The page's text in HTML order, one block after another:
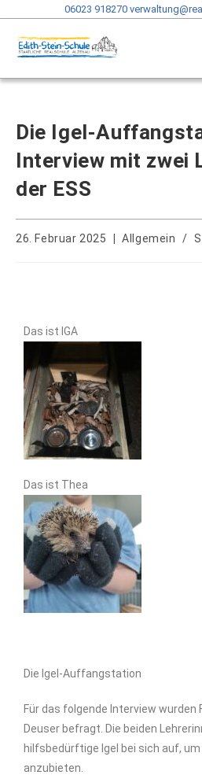
06023 918270
Die Igel-
Interview mit zwei
der ESS
26. Februar 2025 Allgemein /
Das ist IGA
Das ist Thea
Die Igel-Auffangstation
Für das folgende Interview wurden
Deuser befragt. Die beiden
hilfsbedürftige Igel bei sich auf,
anzubieten.